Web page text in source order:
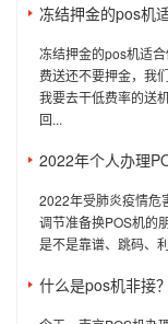
冻结押金的pos机
冻结押金的pos机适
费送还不要押金，我
我要去干低费率的送
回...
2022年个人办理
2022年受肺炎疫情危
调节准备换POS机的
是不是靠谱、跳码、
什么是pos机非接？